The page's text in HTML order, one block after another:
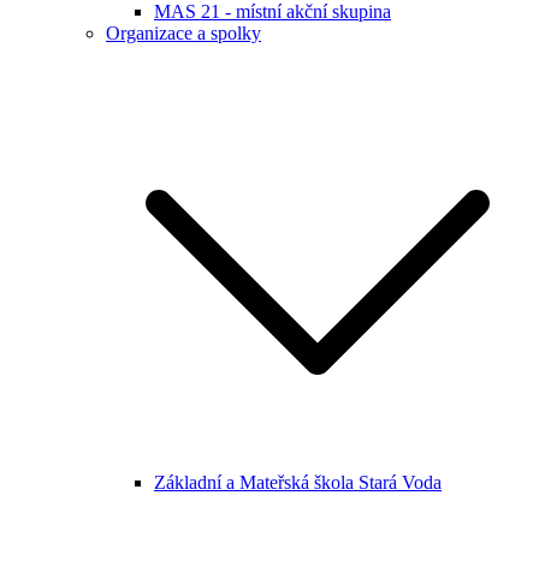
MAS 21 - místní akční skupina
Organizace a spolky
Základní a Mateřská škola Stará Voda